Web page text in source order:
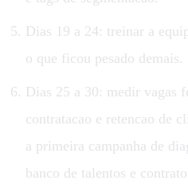
Dias 19 a 24: treinar a
o que ficou pesado demais.
Dias 25 a 30: medir vagas
contratacao e retencao de
a primeira campanha de
banco de talentos e